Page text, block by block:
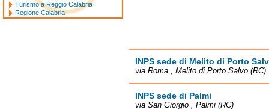
INPS sede di Melito di Porto
via Roma , Melito di Porto Salvo (RC)
INPS sede di Palmi
via San Giorgio , Palmi (RC)
Turismo a Reggio Calabria
Regione Calabria